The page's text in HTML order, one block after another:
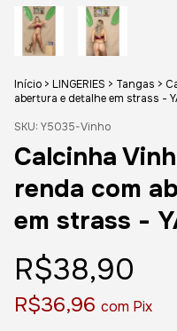
Início > LINGERIES > Tangas >
abertura e detalhe em strass -
SKU: Y5035-Vinho
Calcinha
renda com
em strass -
R$38,90
R$36,96 com Pix